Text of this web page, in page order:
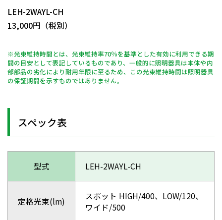
LEH-2WAYL-CH
13,000円（税別）
※光束維持時間とは、光束維持率70％を基準とした有効に利用できる期
間の目安として表記しているものであり、一般的に照明器具は本体や内
部部品の劣化により耐用年限に至るため、この光束維持時間は照明器具
の保証期間を示すものではありません。
スペック表
型式 LEH-2WAYL-CH
定格光束(lm)
スポット HIGH/400、LOW/120、
ワイド/500